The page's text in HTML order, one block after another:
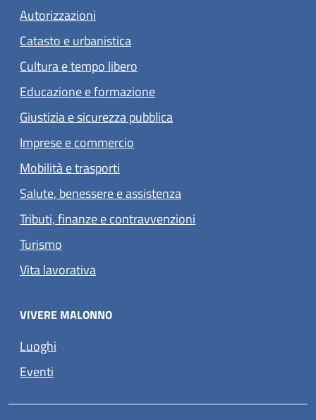
Autorizzazioni
Catasto e urbanistica
Cultura e tempo libero
Educazione e formazione
Giustizia e sicurezza pubblica
Imprese e commercio
Mobilità e trasporti
Salute, benessere e assistenza
Tributi, finanze e contravvenzioni
Turismo
Vita lavorativa
VIVERE MALONNO
Luoghi
Eventi